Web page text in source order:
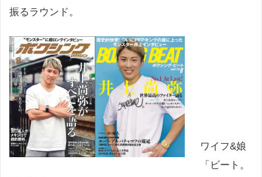
振るラウンド。
ワイフ&娘
「ビート。